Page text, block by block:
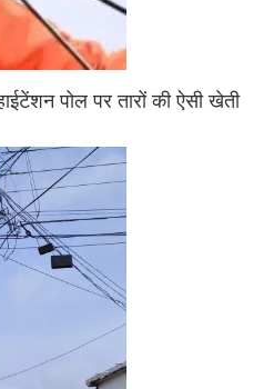
पोल पर तारों की ऐसी खेती